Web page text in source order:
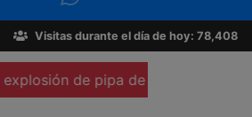
Visitas durante el día de hoy: 78,408
pipa de gas LP deja al menos 20